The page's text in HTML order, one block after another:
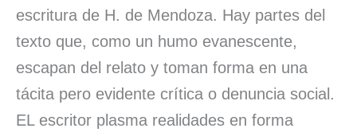
escritura de H. de Mendoza. Hay partes del
texto que, como un humo evanescente,
escapan del relato y toman forma en una
tácita pero evidente crítica o denuncia social.
EL escritor plasma realidades en forma